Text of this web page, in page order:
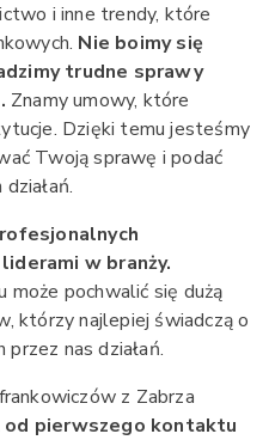
i inne trendy, które
Nie boimy się
trudne sprawy
Znamy umowy, które
Dzięki temu jesteśmy
Twoją sprawę i podać
w branży.
może pochwalić się dużą
którzy najlepiej świadczą o
nas działań.
z Zabrza
od pierwszego kontaktu